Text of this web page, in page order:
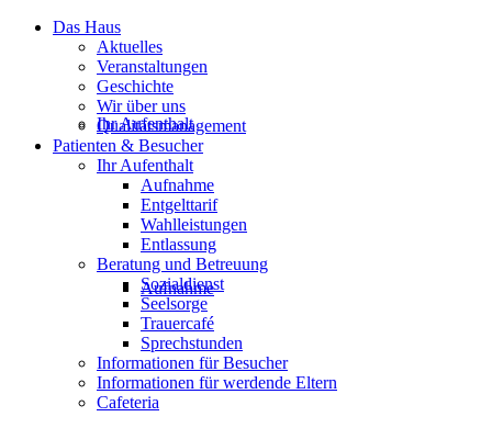
Ihr Aufenthalt
Aufnahme
Das Haus
Aktuelles
Veranstaltungen
Geschichte
Wir über uns
Qualitätsmanagement
Patienten & Besucher
Ihr Aufenthalt
Aufnahme
Entgelttarif
Wahlleistungen
Entlassung
Beratung und Betreuung
Sozialdienst
Seelsorge
Trauercafé
Sprechstunden
Informationen für Besucher
Informationen für werdende Eltern
Cafeteria